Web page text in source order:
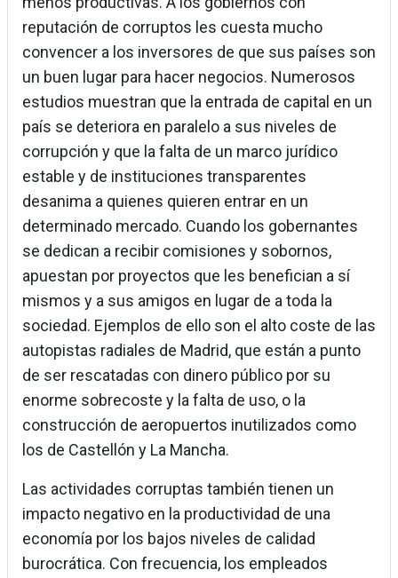
reputación de corruptos les cuesta mucho
convencer a los inversores de que sus países son
un buen lugar para hacer negocios. Numerosos
estudios muestran que la entrada de capital en un
país se deteriora en paralelo a sus niveles de
corrupción y que la falta de un marco jurídico
estable y de instituciones transparentes
desanima a quienes quieren entrar en un
determinado mercado. Cuando los gobernantes
se dedican a recibir comisiones y sobornos,
apuestan por proyectos que les benefician a sí
mismos y a sus amigos en lugar de a toda la
sociedad. Ejemplos de ello son el alto coste de las
autopistas radiales de Madrid, que están a punto
de ser rescatadas con dinero público por su
enorme sobrecoste y la falta de uso, o la
construcción de aeropuertos inutilizados como
los de Castellón y La Mancha.
Las actividades corruptas también tienen un
impacto negativo en la productividad de una
economía por los bajos niveles de calidad
burocrática. Con frecuencia, los empleados